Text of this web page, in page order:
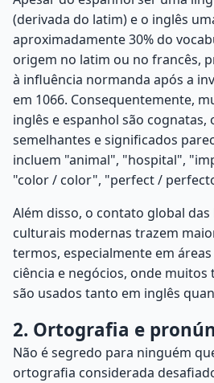
(derivada do latim) e o inglês
aproximadamente 30% do
origem no latim ou no francês,
à influência normanda após a
em 1066. Consequentemente,
inglês e espanhol são cognatas,
semelhantes e significados
incluem "animal", "hospital",
"color / color", "perfect /
Além disso, o contato global
culturais modernas trazem
termos, especialmente em
ciência e negócios, onde
são usados tanto em inglês
2. Ortografia e
Não é segredo para ninguém
ortografia considerada